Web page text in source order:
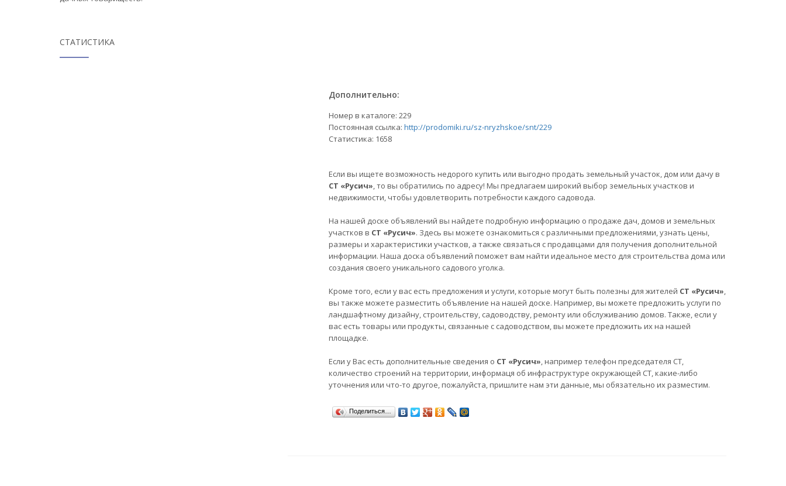
СТАТИСТИКА
Дополнительно:
Номер в каталоге: 229
Постоянная ссылка: http://prodomiki.ru/sz-nryzhskoe/snt/229
Статистика: 1658
Если вы ищете возможность недорого купить или выгодно продать земельный участок, дом или дачу в
СТ «Русич», то вы обратились по адресу! Мы предлагаем широкий выбор земельных участков и
недвижимости, чтобы удовлетворить потребности каждого садовода.
На нашей доске объявлений вы найдете подробную информацию о продаже дач, домов и земельных
участков в СТ «Русич». Здесь вы можете ознакомиться с различными предложениями, узнать цены,
размеры и характеристики участков, а также связаться с продавцами для получения дополнительной
информации. Наша доска объявлений поможет вам найти идеальное место для строительства дома или
создания своего уникального садового уголка.
Кроме того, если у вас есть предложения и услуги, которые могут быть полезны для жителей СТ «Русич»,
вы также можете разместить объявление на нашей доске. Например, вы можете предложить услуги по
ландшафтному дизайну, строительству, садоводству, ремонту или обслуживанию домов. Также, если у
вас есть товары или продукты, связанные с садоводством, вы можете предложить их на нашей
площадке.
Если у Вас есть дополнительные сведения о СТ «Русич», например телефон председателя СТ,
количество строений на территории, информаця об инфраструктуре окружающей СТ, какие-либо
уточнения или что-то другое, пожалуйста, пришлите нам эти данные, мы обязательно их разместим.
Поделиться…